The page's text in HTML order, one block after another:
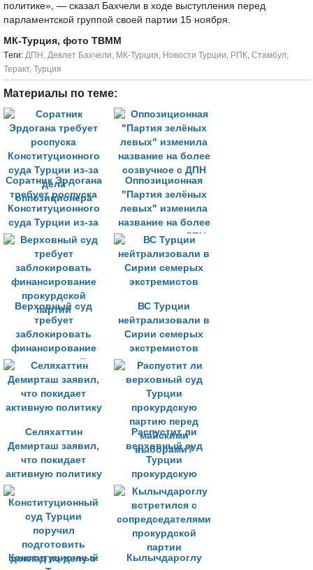
политике», — сказал Бахчели в ходе выступления перед
парламентской группой своей партии 15 ноября.
МК-Турция, фото TBMM
Tеги: ДПН , Девлет Бахчели, МК-Турция, Новости Турции, РПК, Стамбул,
Теракт, Турция
Материалы по теме:
Соратник Эрдогана
требует роспуска
Конституционного
суда Турции из-за
дела
оппозиционера
Оппозиционная
"Партия зелёных
левых" изменила
название на более
созвучное с ДПН
Верховный суд
требует
заблокировать
финансирование
прокурдской
партии
ВС Турции
нейтрализовали в
Сирии семерых
экстремистов
Селяхаттин
Демирташ заявил,
что покидает
активную политику
Распустит ли
верховный суд
Турции
прокурдскую
партию перед
майскими
выборами?
Конституционный
Кылычдароглу